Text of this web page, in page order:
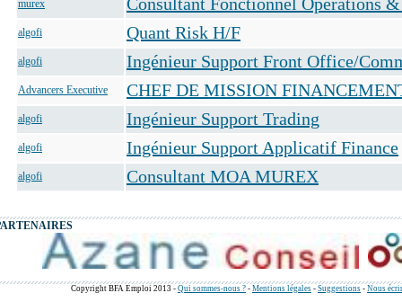
murex
algofi Quant Risk H/F
algofi Ingénieur Support Front Office/
Advancers Executive CHEF DE MISSION
algofi Ingénieur Support Trading
algofi Ingénieur Support Applicatif Finance
algofi Consultant MOA MUREX
Copyright BFA Emploi 2013 - Qui sommes-nous ? - Mentions légales - Suggestions - Nous